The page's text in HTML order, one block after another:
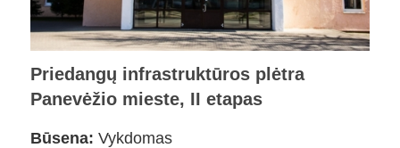
Priedangų infrastruktūros plėtra
Panevėžio mieste, II etapas
Būsena: Vykdomas